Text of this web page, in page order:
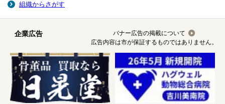
組織からさがす
企業広告
バナー広告の掲載について
広告内容は市が保証するものではありません。